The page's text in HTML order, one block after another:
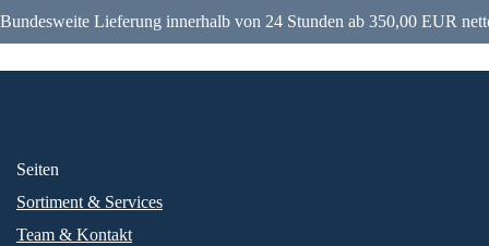
Bundesweite Lieferung innerhalb von 24 Stunden ab 350,00 EUR
Seiten
Sortiment & Services
Team & Kontakt